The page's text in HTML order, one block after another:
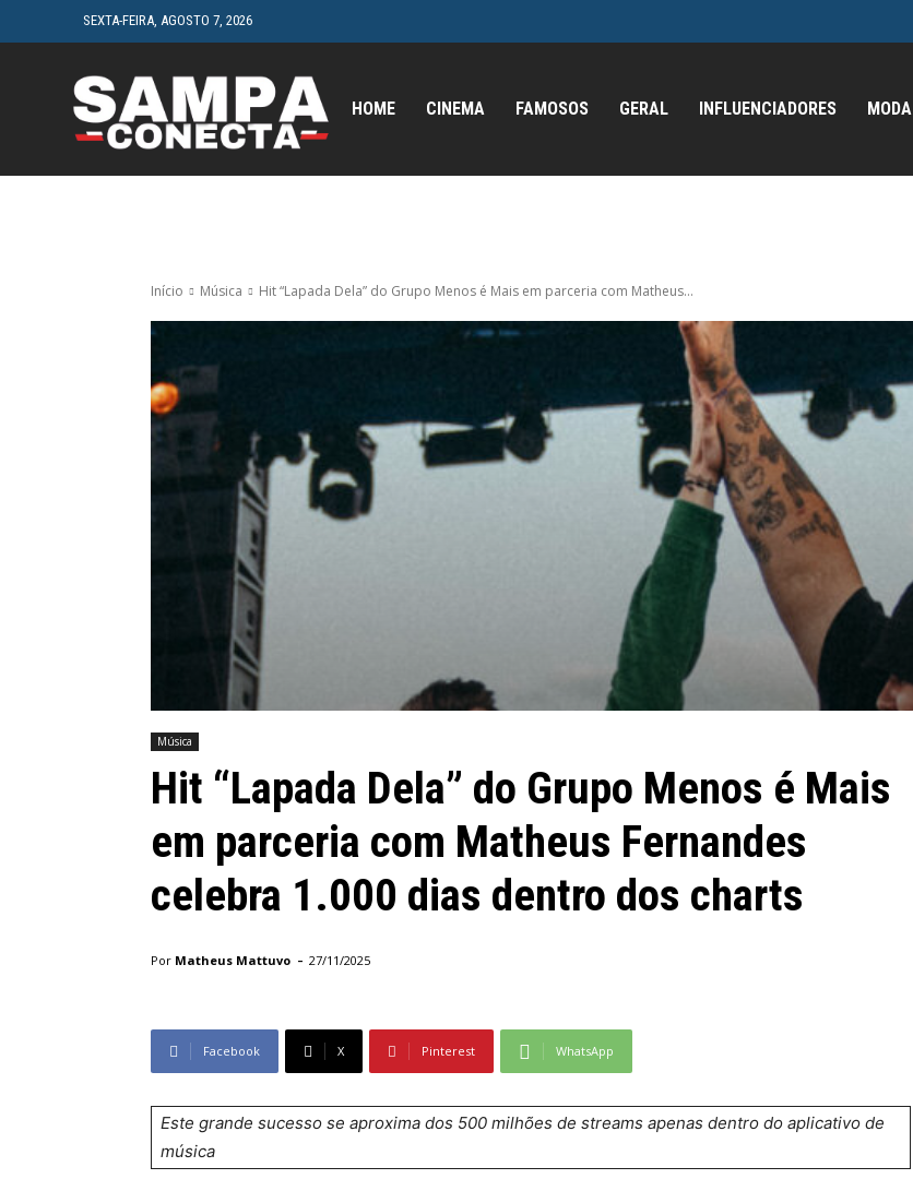
SEXTA-FEIRA, AGOSTO 7, 2026
HOME CINEMA FAMOSOS GERAL INFLUENCIADORES MODA
Início Música Hit “Lapada Dela” do Grupo Menos é Mais em parceria com Matheus...
Música
Hit “Lapada Dela” do Grupo Menos é Mais
em parceria com Matheus Fernandes
celebra 1.000 dias dentro dos charts
Por Matheus Mattuvo - 27/11/2025
Facebook X Pinterest WhatsApp
Este grande sucesso se aproxima dos 500 milhões de streams apenas dentro do aplicativo de
música